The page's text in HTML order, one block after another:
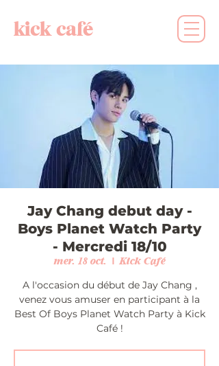
kick café
Jay Chang debut day -
Boys Planet Watch Party
- Mercredi 18/10
mer. 18 oct.
  |
Kick Café
A l'occasion du début de Jay Chang ,
venez vous amuser en participant à la
Best Of Boys Planet Watch Party à Kick
Café !